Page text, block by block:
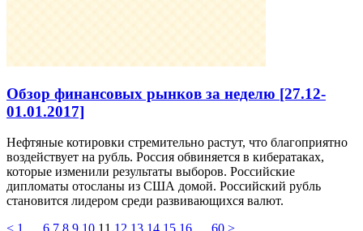
Обзор финансовых рынков за неделю [27.12-
01.01.2017]
Нефтяные котировки стремительно растут, что благоприятно
воздействует на рубль. Россия обвиняется в кибератаках,
которые изменили результаты выборов. Российские
дипломаты отосланы из США домой. Российский рубль
становится лидером среди развивающихся валют.